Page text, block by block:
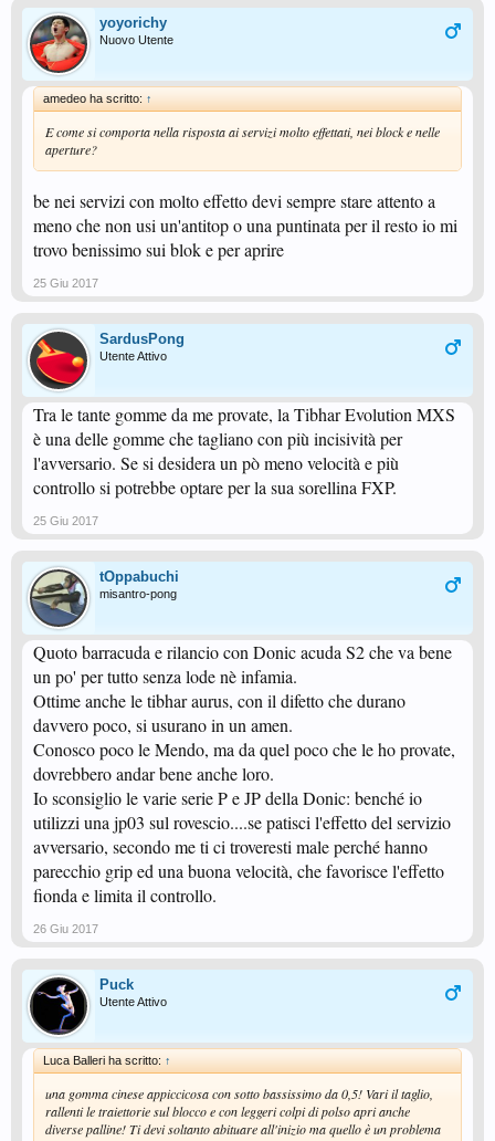
yoyorichy
Nuovo Utente
amedeo ha scritto: ↑
E come si comporta nella risposta ai servizi molto effettati, nei block e nelle
aperture?
be nei servizi con molto effetto devi sempre stare attento a
meno che non usi un'antitop o una puntinata per il resto io mi
trovo benissimo sui blok e per aprire
25 Giu 2017
SardusPong
Utente Attivo
Tra le tante gomme da me provate, la Tibhar Evolution MXS
è una delle gomme che tagliano con più incisività per
l'avversario. Se si desidera un pò meno velocità e più
controllo si potrebbe optare per la sua sorellina FXP.
25 Giu 2017
tOppabuchi
misantro-pong
Quoto barracuda e rilancio con Donic acuda S2 che va bene
un po' per tutto senza lode nè infamia.
Ottime anche le tibhar aurus, con il difetto che durano
davvero poco, si usurano in un amen.
Conosco poco le Mendo, ma da quel poco che le ho provate,
dovrebbero andar bene anche loro.
Io sconsiglio le varie serie P e JP della Donic: benché io
utilizzi una jp03 sul rovescio....se patisci l'effetto del servizio
avversario, secondo me ti ci troveresti male perché hanno
parecchio grip ed una buona velocità, che favorisce l'effetto
fionda e limita il controllo.
26 Giu 2017
Puck
Utente Attivo
Luca Balleri ha scritto: ↑
una gomma cinese appiccicosa con sotto bassissimo da 0,5! Vari il taglio,
rallenti le traiettorie sul blocco e con leggeri colpi di polso apri anche
diverse palline! Ti devi soltanto abituare all'inizio ma quello è un problema